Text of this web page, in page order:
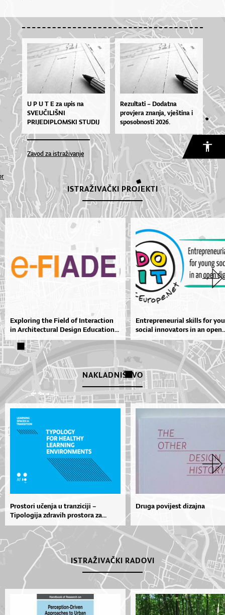
U P U T E za upis na
SVEUČILIŠNI
PRIJEDIPLOMSKI STUDIJ
URBANIZAM u I. semestar
– ak. god. 2026./2027.
Rezultati – Dodatna
provjera znanja, vještina i
sposobnosti 2026.
Zavod za istraživanje
ISTRAŽIVAČKI PROJEKTI
Exploring the Field of Interaction
in Architectural Design Education...
Entrepreneurial skills for
social innovators in an
NAKLADNIŠTVO
Prostori učenja u tranziciji –
Tipologija zdravih prostora za...
Druga povijest dizajna
ISTRAŽIVAČKI RADOVI